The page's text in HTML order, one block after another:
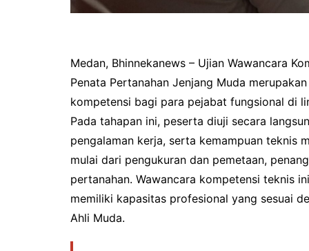
Medan, Bhinnekanews – Ujian Wawancara
Penata Pertanahan Jenjang Muda
kompetensi bagi para pejabat fungsional di
Pada tahapan ini, peserta diuji secara
pengalaman kerja, serta kemampuan teknis
mulai dari pengukuran dan pemetaan,
pertanahan. Wawancara kompetensi teknis
memiliki kapasitas profesional yang sesuai
Ahli Muda.